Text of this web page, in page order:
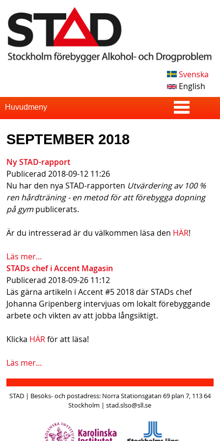
Skip
to
main
content
T
Svenska
English
S
u
p
n
b
Huvudmeny
SEPTEMBER 2018
Ny STAD-rapport
Publicerad2018-09-12 11:26
Nu har den nya STAD-rapporten Utvärdering av 100 %
ren hårdträning - en metod för att förebygga dopning
på gympublicerats.
Är du intresserad är du välkommen läsa den HÄR!
Läs mer...
STADs chef i Accent Magasin
Publicerad2018-09-26 11:12
Läs gärna artikeln i Accent #5 2018 där STADs chef
Johanna Gripenberg intervjuas om lokalt förebyggande
arbete och vikten av att jobba långsiktigt.
Klicka HÄRför att läsa!
Läs mer...
STAD | Besöks- och postadress: Norra Stationsgatan 69 plan 7, 113 64
Stockholm | stad.slso@sll.se